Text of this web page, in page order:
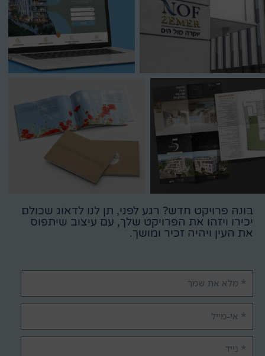
בונה פרויקט חדש? רגע לפני, תן לנו לדאוג שכולם
יכירו ויזהו את הפרויקט שלך, עם עיצוב שיתפוס
את העין ויהיה זכיר ומושך.